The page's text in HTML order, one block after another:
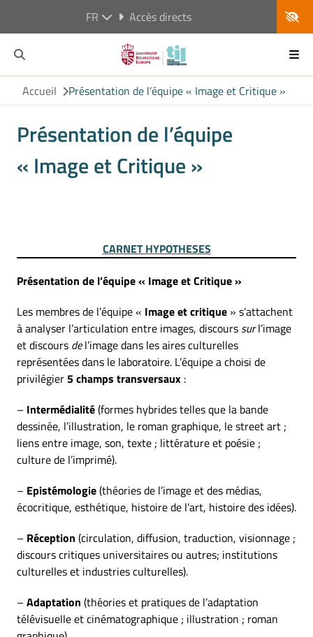
FR Accès directs
Accueil Présentation de l’équipe « Image et Critique »
Présentation de l’équipe
« Image et Critique »
CARNET HYPOTHESES
Présentation de l’équipe « Image et Critique »
Les membres de l’équipe « Image et critique » s’attachent
à analyser l’articulation entre images, discours surl’image
et discours del’image dans les aires culturelles
représentées dans le laboratoire. L’équipe a choisi de
privilégier5 champs transversaux :
– Intermédialité(formes hybrides telles que la bande
dessinée, l’illustration, le roman graphique, le street art ;
liens entre image, son, texte ; littérature et poésie ;
culture de l’imprimé).
– Epistémologie(théories de l’image et des médias,
écocritique, esthétique, histoire de l’art, histoire des idées).
– Réception (circulation, diffusion, traduction, visionnage ;
discours critiques universitaires ou autres; institutions
culturelles et industries culturelles).
– Adaptation (théories et pratiques de l’adaptation
télévisuelle et cinématographique ; illustration ; roman